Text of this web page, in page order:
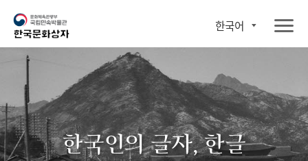
한국어
한국인의 글자, 한글